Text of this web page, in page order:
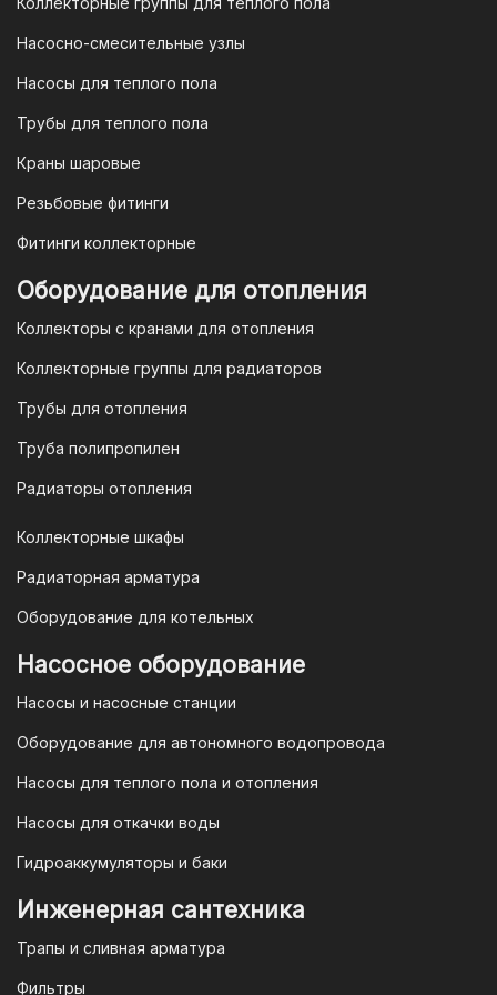
юридических лиц
Для наших корпоративных клиентов
мы предлагаем безналичную оплату по
выставим вам счет, который можно
оплатить в течение 3 рабочих дней.
организаций и ИП необходимо
связаться с оптовым отделом
электронную почту
opt@mail.ru
Гарантия и условия гарантии
магазине "TIM-com Россия" Вы можете
быть уверены в том, что мы действуем
в рамках действующего
Законодательства Российской
Федерации и Ваши права, как
отопительной техники (котлы, газовые
монтажа, необходимо вызывать
специалиста из
Насосно-смесительные узлы
Насосы для теплого пола
Трубы для теплого пола
Краны шаровые
Резьбовые фитинги
Фитинги коллекторные
Оборудование для отопления
Коллекторы с кранами для отопления
Коллекторные группы для радиаторов
Трубы для отопления
Труба полипропилен
Радиаторы отопления
Коллекторные шкафы
Радиаторная арматура
Оборудование для котельных
Насосное оборудование
Насосы и насосные станции
Оборудование для автономного водопровода
Насосы для теплого пола и отопления
Насосы для откачки воды
Гидроаккумуляторы и баки
Инженерная сантехника
Трапы и сливная арматура
Фильтры